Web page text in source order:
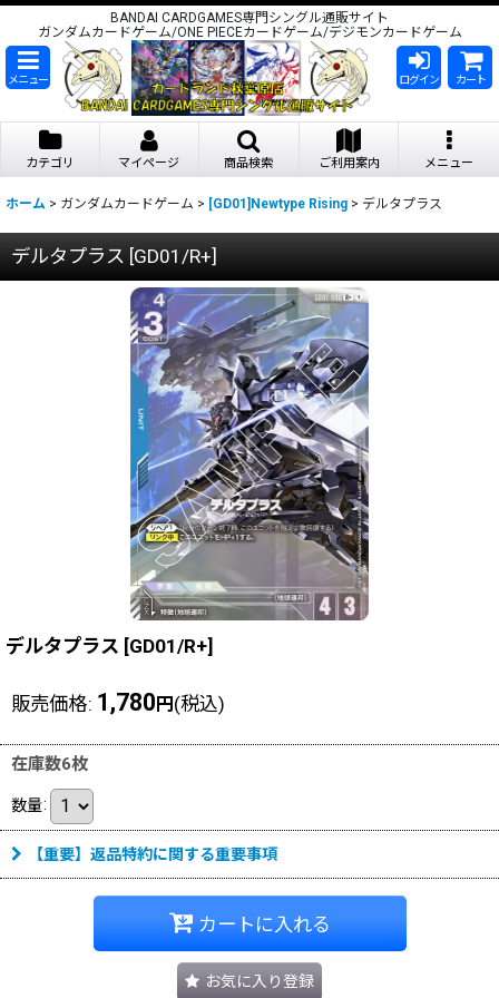
BANDAI CARDGAMES専門シングル通販サイト
ガンダムカードゲーム/ONE PIECEカードゲーム/デジモンカードゲーム
メニュー ログイン カート
カテゴリ マイページ 商品検索 ご利用案内 メニュー
ホーム > ガンダムカードゲーム > [GD01]Newtype Rising > デルタプラス
デルタプラス [GD01/R+]
デルタプラス [GD01/R+]
販売価格: 1,780 円 (税込)
在庫数6枚
数量:
【重要】返品特約に関する重要事項
カートに入れる
お気に入り登録